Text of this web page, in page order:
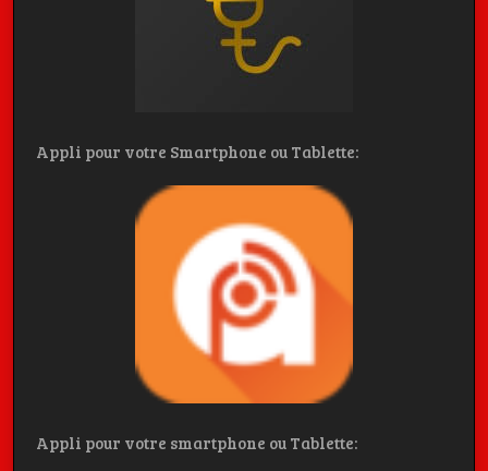
Appli pour votre Smartphone ou Tablette:
Appli pour votre smartphone ou Tablette: